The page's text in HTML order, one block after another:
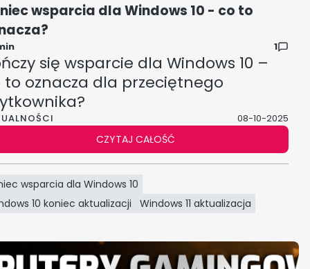
08-10-2025
wsparcia dla Windows 10 - co to
się wsparcie dla Windows 10 –
to oznacza dla przeciętnego
CZYTAJ CAŁOŚĆ
1
wsparcia dla Windows 10
10 koniec aktualizacji
Windows 11 aktualizacja